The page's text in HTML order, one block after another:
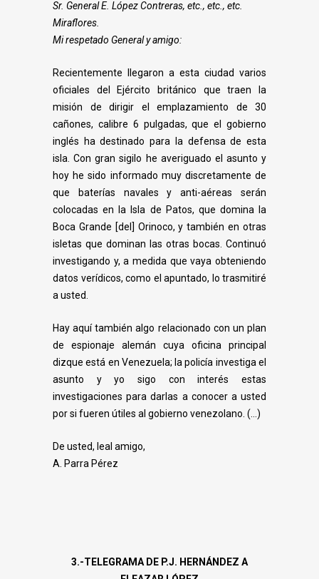
Sr. General E. López Contreras, etc., etc., etc.
Miraflores.
Mi respetado General y amigo:
Recientemente llegaron a esta ciudad varios
oficiales del Ejército británico que traen
la
misión de dirigir el emplazamiento de 30
cañones, calibre 6 pulgadas, que el gobierno
inglés ha destinado para la defensa de esta
isla.Con gran sigilo he averiguado el asunto y
hoy he sido informado muy discretamente de
que baterías navales y anti-aéreas serán
colocadas en la Isla de Patos, que domina la
Boca Grande [del] Orinoco, y también en otras
isletas que dominan las otras bocas. Continuó
investigando y, a medida que vaya obteniendo
datos verídicos, como el apuntado, lo trasmitiré
a usted.
Hay aquí también algo relacionado con un plan
de espionaje alemán cuya oficina principal
dizque está en Venezuela; la policía investiga el
asunto y yo sigo con interés estas
investigaciones para darlas a conocer a usted
por si fueren útiles al gobierno venezolano. (…)
De usted, leal amigo,
A. Parra Pérez
3.-TELEGRAMA DE P.J. HERNÁNDEZ A